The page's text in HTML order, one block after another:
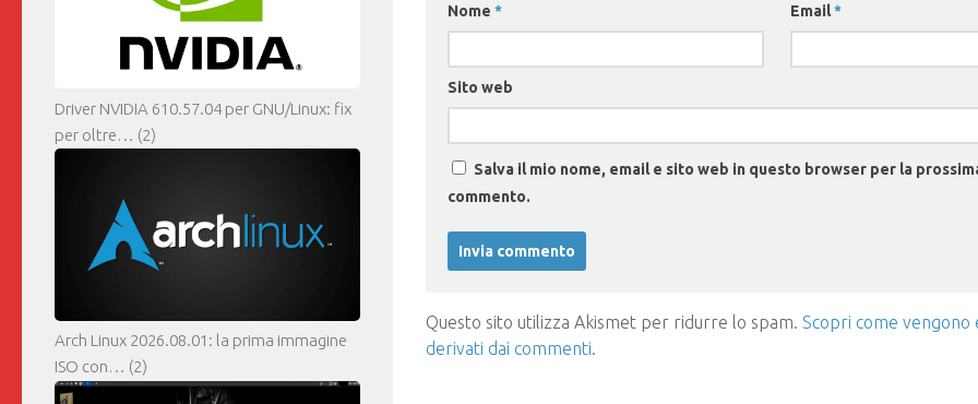
Nome * Email*
Sito web
Salva il mio nome, email e sito web in questo browser per la
commento.
Questo sito utilizza Akismet per ridurre lo spam. Scopri come vengono
derivati dai commenti.
Driver NVIDIA 610.57.04 per GNU/Linux: fix
per oltre… (2)
Arch Linux 2026.08.01: la prima immagine
ISO con… (2)